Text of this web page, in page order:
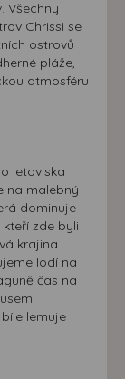
Všechny
Chrissi se
ostrovů
pláže,
atmosféru
letoviska
na malebný
dominuje
zde byli
krajina
lodí na
čas na
lemuje